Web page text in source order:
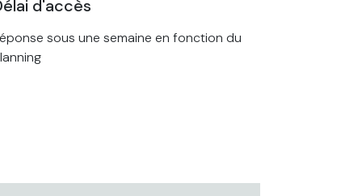
d'accès
sous une semaine en fonction du